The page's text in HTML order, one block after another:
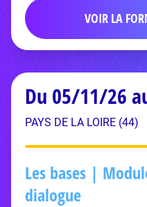
VOIR LA
Du 05/11/26
PAYS DE LA LOIRE (44)
Les bases |
dialogue